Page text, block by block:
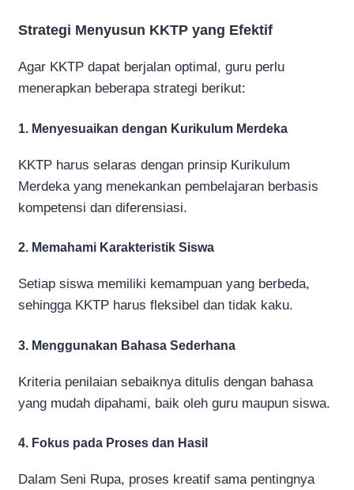
Strategi Menyusun KKTP yang Efektif
Agar KKTP dapat berjalan optimal, guru perlu
menerapkan beberapa strategi berikut:
1. Menyesuaikan dengan Kurikulum Merdeka
KKTP harus selaras dengan prinsip Kurikulum
Merdeka yang menekankan pembelajaran berbasis
kompetensi dan diferensiasi.
2. Memahami Karakteristik Siswa
Setiap siswa memiliki kemampuan yang berbeda,
sehingga KKTP harus fleksibel dan tidak kaku.
3. Menggunakan Bahasa Sederhana
Kriteria penilaian sebaiknya ditulis dengan bahasa
yang mudah dipahami, baik oleh guru maupun siswa.
4. Fokus pada Proses dan Hasil
Dalam Seni Rupa, proses kreatif sama pentingnya